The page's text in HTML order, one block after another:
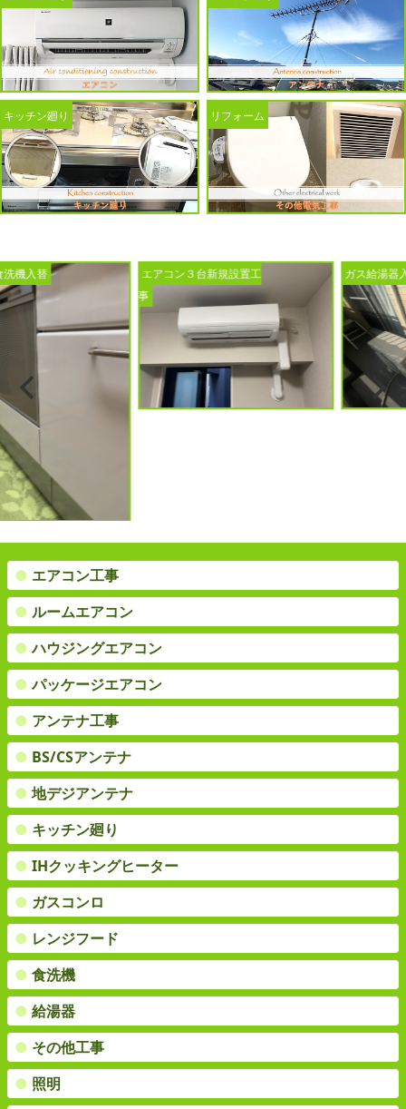
キッチン廻り リフォーム
エアコン３台新規設置工
ガス給湯器入替工事
● エアコン工事
● ルームエアコン
●ハウジングエアコン
●パッケージエアコン
● アンテナ工事
● BS/CSアンテナ
● 地デジアンテナ
● キッチン廻り
● IHクッキングヒーター
● ガスコンロ
● レンジフード
● 食洗機
● 給湯器
● その他工事
● 照明